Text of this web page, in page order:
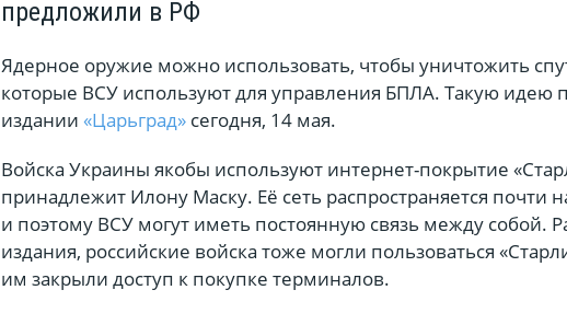
предложили в РФ
Ядерное оружие можно использовать, чтобы уничтожить
которые ВСУ используют для управления БПЛА. Такую идею
издании «Царьград» сегодня, 14 мая.
Войска Украины якобы используют интернет-покрытие
принадлежит Илону Маску. Её сеть распространяется почти
и поэтому ВСУ могут иметь постоянную связь между собой.
издания, российские войска тоже могли пользоваться
им закрыли доступ к покупке терминалов.